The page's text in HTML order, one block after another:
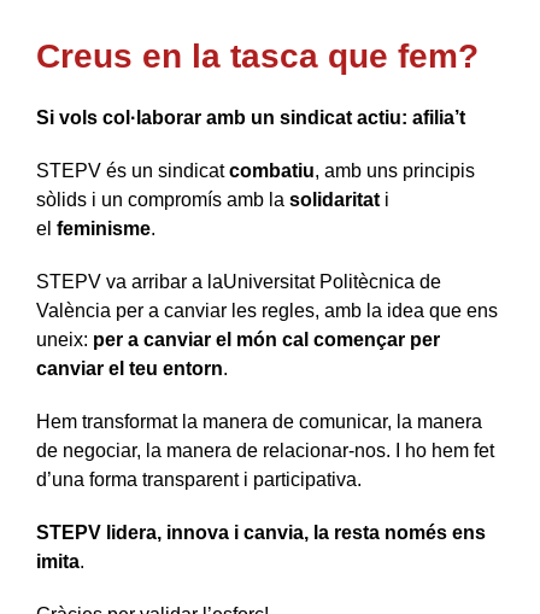
Creus en la tasca que fem?
Si vols col·laborar amb un sindicat actiu: afilia’t
STEPV és un sindicatcombatiu, amb uns principis
sòlids i un compromís amb la solidaritat i
el feminisme.
STEPV va arribar a laUniversitat Politècnica de
València per a canviar les regles, amb la idea que ens
uneix: per a canviar el món cal començar per
canviar el teu entorn.
Hem transformat la manera de comunicar, la manera
de negociar, la manera de relacionar-nos. I ho hem fet
d’una forma transparent i participativa.
STEPV lidera, innova i canvia, la resta només ens
imita.